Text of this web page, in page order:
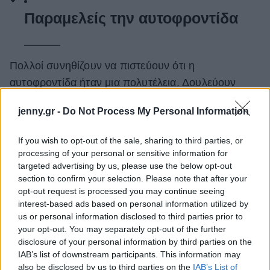
jenny.gr - Do Not Process My Personal Information
If you wish to opt-out of the sale, sharing to third parties, or
processing of your personal or sensitive information for
targeted advertising by us, please use the below opt-out
section to confirm your selection. Please note that after your
opt-out request is processed you may continue seeing
interest-based ads based on personal information utilized by
us or personal information disclosed to third parties prior to
your opt-out. You may separately opt-out of the further
disclosure of your personal information by third parties on the
IAB’s list of downstream participants. This information may
also be disclosed by us to third parties on the IAB’s List of
Παραμελείς την αυτοφροντίδα
Πολλοί συνηθίζουν να πιστεύουν ότι η
αυτοφροντίδα ήταν μια πολυτέλεια. Δουλεύουν
πολλές ώρες, παραλείπουν τα γεύματά τους, δεν
αθλούνται ή δεν κοιμούνται σωστά, απλώς και
Αλλά η παραμέληση της αυτοφροντίδας, ενισχύει
το άγχος τους. Το να βρεις χρόνο για τακτική
άσκηση, να τρωώς υγιεινά και να γυμνάζεσαι, είναι
σημαντικό όχι μόνο για τη σωματική υγεία σου,
αλλά επίσης κάνει θαύματα για την ψυχολογία σου.